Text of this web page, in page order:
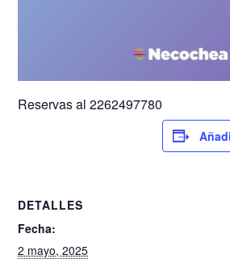
Reservas al 2262497780
DETALLES
Fecha:
2 mayo, 2025